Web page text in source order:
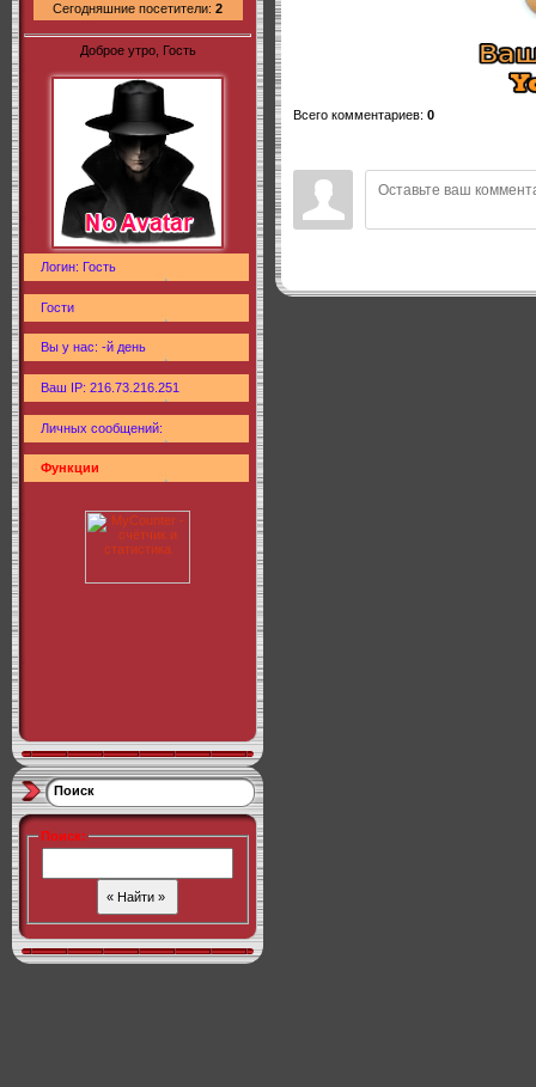
Сегодняшние посетители: 2
Доброе утро, Гость
Логин: Гость
Гости
Вы у нас: -й день
Ваш IP: 216.73.216.251
Личных сообщений:
Функции
Поиск
Поиск:
Всего комментариев: 0